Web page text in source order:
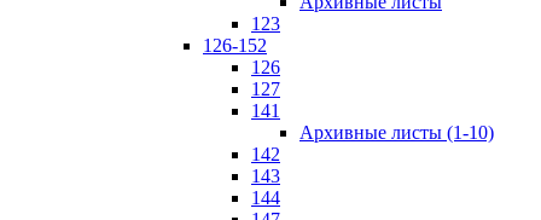
123
126-152
126
127
141
Архивные листы (1-10)
142
143
144